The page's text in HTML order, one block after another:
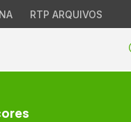
RTP ARQUIVOS